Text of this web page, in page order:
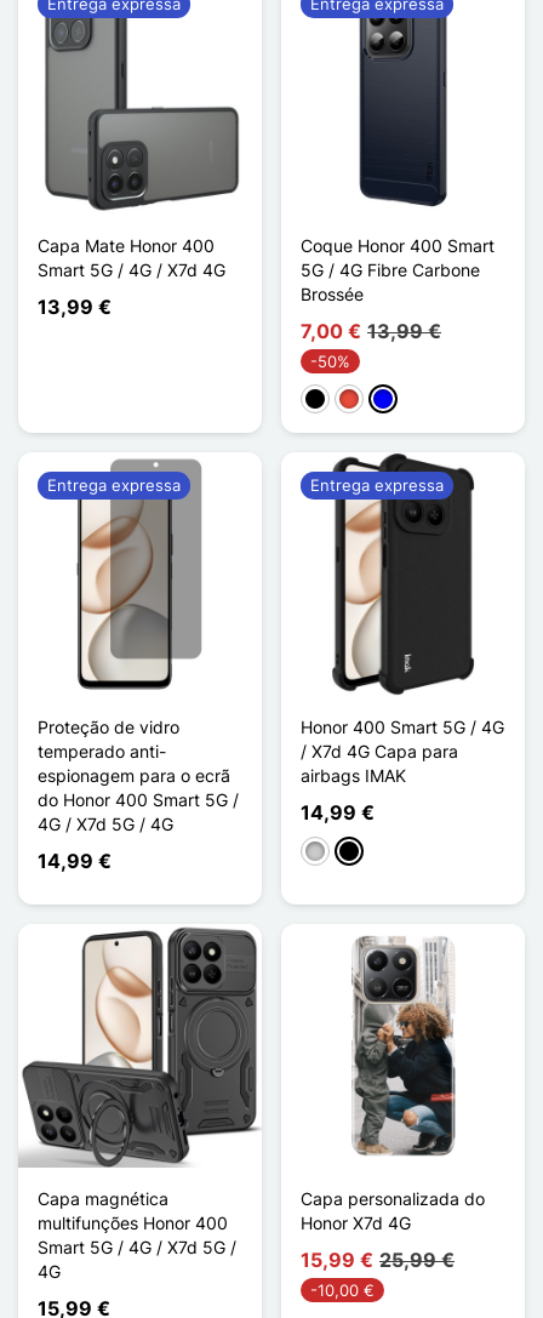
Capa Mate Honor 400
Smart 5G / 4G / X7d 4G
13,99 €
Coque Honor 400 Smart
5G / 4G Fibre Carbone
Brossée
7,00 € 13,99 €
-50%
PretoVermelho
Azul
Proteção de vidro
temperado anti-
espionagem para o ecrã
do Honor 400 Smart 5G /
4G / X7d 5G / 4G
14,99 €
Entrega expressa
Honor 400 Smart 5G / 4G
/ X7d 4G Capa para
airbags IMAK
14,99 €
Transparente
Noir Mat
Entrega expressa
Capa magnética
multifunções Honor 400
Smart 5G / 4G / X7d 5G /
4G
15,99 €
Capa personalizada do
Honor X7d 4G
15,99 € 25,99 €
-10,00 €